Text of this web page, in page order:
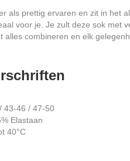
als prettig ervaren en zit in het
voor je. Je zult deze sok
alles combineren en elk
43-46 / 47-50
Elastaan
40°C